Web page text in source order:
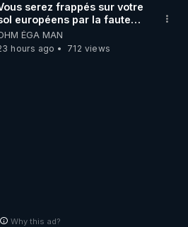
serez frappés sur votre
européens par la faute
qui s'en
dans le nez
ÉGA MAN
hours ago
712 views
Why this ad?